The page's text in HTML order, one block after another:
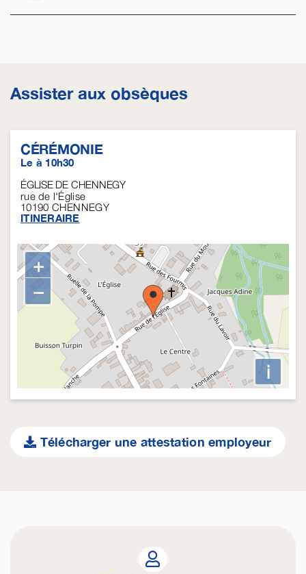
Assister aux obsèques
CÉRÉMONIE
Le à 10h30
ÉGLISE DE CHENNEGY
rue de l'Église
10190 CHENNEGY
ITINERAIRE
+
−
i
Télécharger une attestation employeur